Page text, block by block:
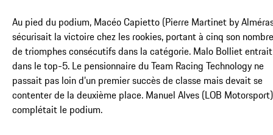
Au pied du podium, Macéo Capietto (Pierre Martinet by
sécurisait la victoire chez les rookies, portant à cinq son nombre
de triomphes consécutifs dans la catégorie. Malo Bolliet entrait
dans le top-5. Le pensionnaire du Team Racing Technology ne
passait pas loin d’un premier succès de classe mais devait se
contenter de la deuxième place. Manuel Alves (LOB Motorsport)
complétait le podium.